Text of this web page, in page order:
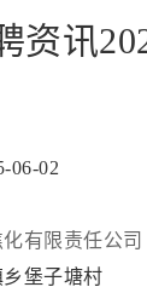
资讯
06-02
有限责任公司
堡子塘村